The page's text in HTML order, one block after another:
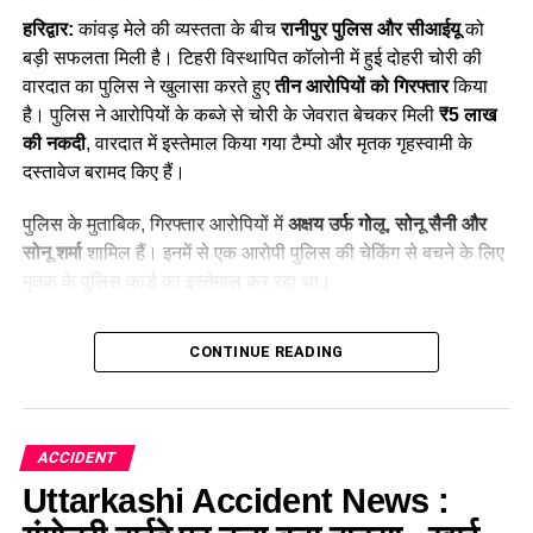
पड़ता।
प्रदूषण मुक्त मौसम:इस राष्ट्रीय उद्यान में गाड़ियों की आवाजाही
पूरी तरह प्रतिबंधित है। यहाँ कोई वाहन नहीं चलता, जिसका
मतलब है कि आप दुनिया की सबसे शुद्ध हवा में सांस लेते हैं।
समय (Best Time to Visit Valley of
यह नेशनल पार्क साल भर खुला नहीं रहता। भारी बर्फबारी के कारण यह
सर्दियों में बंद रहता है। यह घाटी हर साल1 जून से 31 अक्टूबरतक ही
महीना
जून
इस समय बर्फ पिघलना शुरू होती है।
ग्लेशियर देखने को मिलते हैं, लेकिन फूल
हरिद्वार: कांवड़ मेले की व्यस्तता के बीचरानीपुर पुलिस और सीआईयूको
बड़ी सफलता मिली है। टिहरी विस्थापित कॉलोनी में हुई दोहरी चोरी की
वारदात का पुलिस ने खुलासा करते हुएतीन आरोपियों को गिरफ्तारकिया
है। पुलिस ने आरोपियों के कब्जे से चोरी के जेवरात बेचकर मिली ₹5 लाख
की नकदी, वारदात में इस्तेमाल किया गया टैम्पो और मृतक गृहस्वामी के
दस्तावेज बरामद किए हैं।
पुलिस के मुताबिक, गिरफ्तार आरोपियों मेंअक्षय उर्फ गोलू, सोनू सैनी और
सोनू शर्माशामिल हैं। इनमें से एक आरोपी पुलिस की चेकिंग से बचने के लिए
Table of Contents
29 जुलाई की रात हुई थी चोरी
BHEL स्टेडियम के पास से पहला आरोपी गिरफ्तार
CONTINUE READING
ACCIDENT
Uttarkashi Accident News :